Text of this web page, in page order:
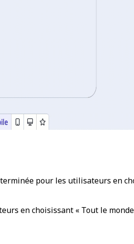
pour les utilisateurs en
en choisissant « Tout le